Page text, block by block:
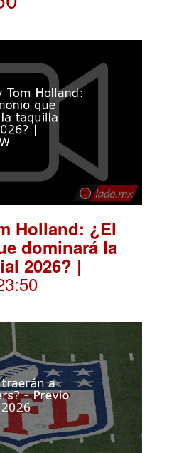
Holland: ¿El
dominará la
2026? |